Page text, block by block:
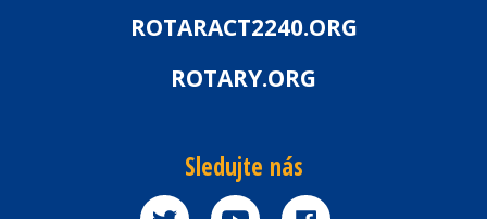
ROTARACT2240.ORG
ROTARY.ORG
Sledujte nás